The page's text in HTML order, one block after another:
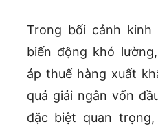
Trong bối cảnh
biến động khó
áp thuế hàng xuất
quả giải ngân vốn
đặc biệt quan